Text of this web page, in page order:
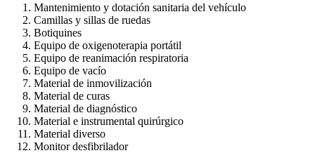
Mantenimiento y dotación sanitaria del vehículo
Camillas y sillas de ruedas
Botiquines
Equipo de oxigenoterapia portátil
Equipo de reanimación respiratoria
Equipo de vacío
Material de inmovilización
Material de curas
Material de diagnóstico
Material e instrumental quirúrgico
Material diverso
Monitor desfibrilador